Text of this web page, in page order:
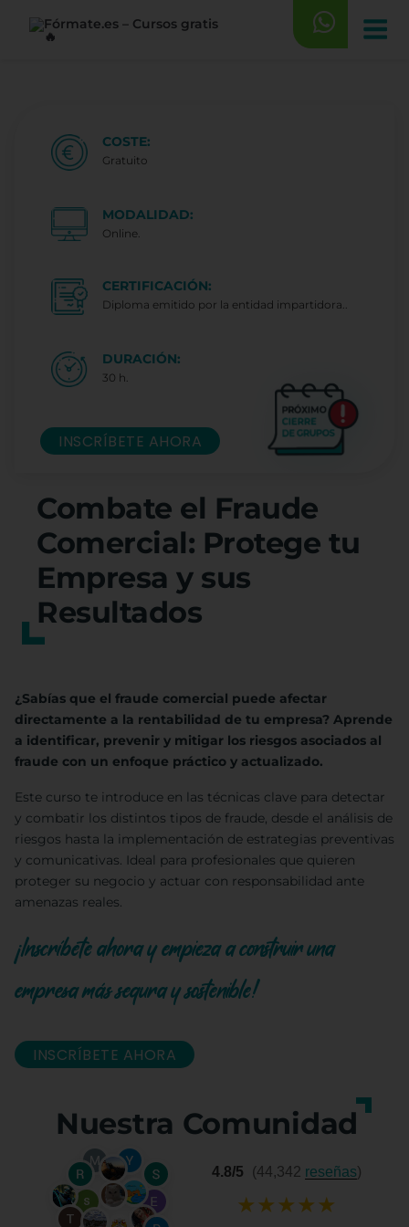
Combate el Fraude
Comercial: Protege tu
Empresa y sus
Resultados
¿Sabías que el fraude comercial puede afectar
directamente a la rentabilidad de tu empresa? Aprende
a identificar, prevenir y mitigar los riesgos asociados al
fraude con un enfoque práctico y actualizado.
Este curso te introduce en las técnicas clave para detectar
y combatir los distintos tipos de fraude, desde el análisis de
riesgos hasta la implementación de estrategias preventivas
y comunicativas. Ideal para profesionales que quieren
proteger su negocio y actuar con responsabilidad ante
amenazas reales.
¡Inscríbete ahora y empieza a construir una
empresa más segura y sostenible!
INSCRÍBETE AHORA
Nuestra Comunidad
4.8/5 (44,342 reseñas)
★★★★★
COSTE:
Gratuito
MODALIDAD:
Online.
CERTIFICACIÓN:
Diploma emitido por la entidad impartidora..
DURACIÓN:
30 h.
INSCRÍBETE AHORA